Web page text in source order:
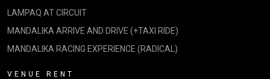
LAMPAQ AT CIRCUIT
MANDALIKA ARRIVE AND DRIVE (+TAXI RIDE)
MANDALIKA RACING EXPERIENCE (RADICAL)
VENUE RENT